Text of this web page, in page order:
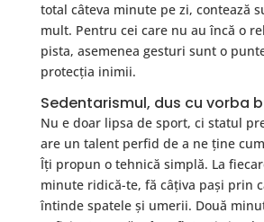
total câteva minute pe zi, contează
mult. Pentru cei care nu au încă o
pista, asemenea gesturi sunt o
protecția inimii.
Sedentarismul, dus cu vorba
Nu e doar lipsa de sport, ci statul
are un talent perfid de a ne ține
Îți propun o tehnică simplă. La
minute ridică-te, fă câțiva pași prin
întinde spatele și umerii. Două